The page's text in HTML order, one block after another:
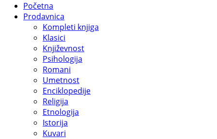
Početna
Prodavnica
Kompleti knjiga
Klasici
Književnost
Psihologija
Romani
Umetnost
Enciklopedije
Religija
Etnologija
Istorija
Kuvari